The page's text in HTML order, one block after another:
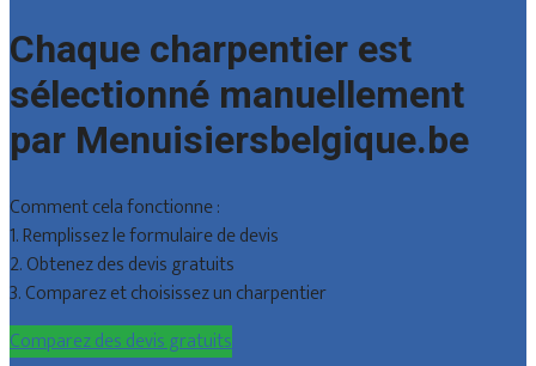
Chaque charpentier est
sélectionné manuellement
par Menuisiersbelgique.be
Comment cela fonctionne :
1. Remplissez le formulaire de devis
2. Obtenez des devis gratuits
3. Comparez et choisissez un charpentier
Comparez des devis gratuits